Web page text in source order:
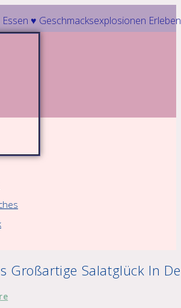
♥ Geschmacksexplosionen
Großartige Salatglück In